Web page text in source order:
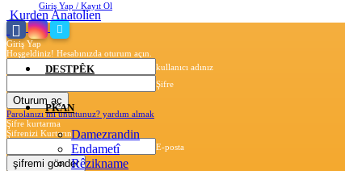
Giriş Yap / Kayıt Ol
Giriş Yap
Hoşgeldiniz! Hesabınızda oturum açın.
kullanıcı adınız
Şifre
Parolanızı mı unuttunuz? yardım almak
Şifre kurtarma
Şifrenizi Kurtarın
E-posta
Kurden Anatolien
DESTPÊK
PKAN
Damezrandin
Endametî
Rêzikname